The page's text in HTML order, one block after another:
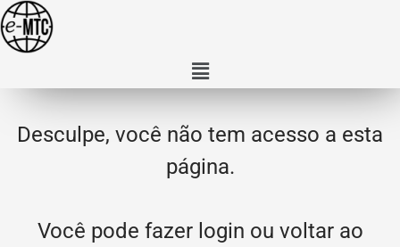
Desculpe, você não tem acesso a esta
página.
Você pode fazer login ou voltar ao